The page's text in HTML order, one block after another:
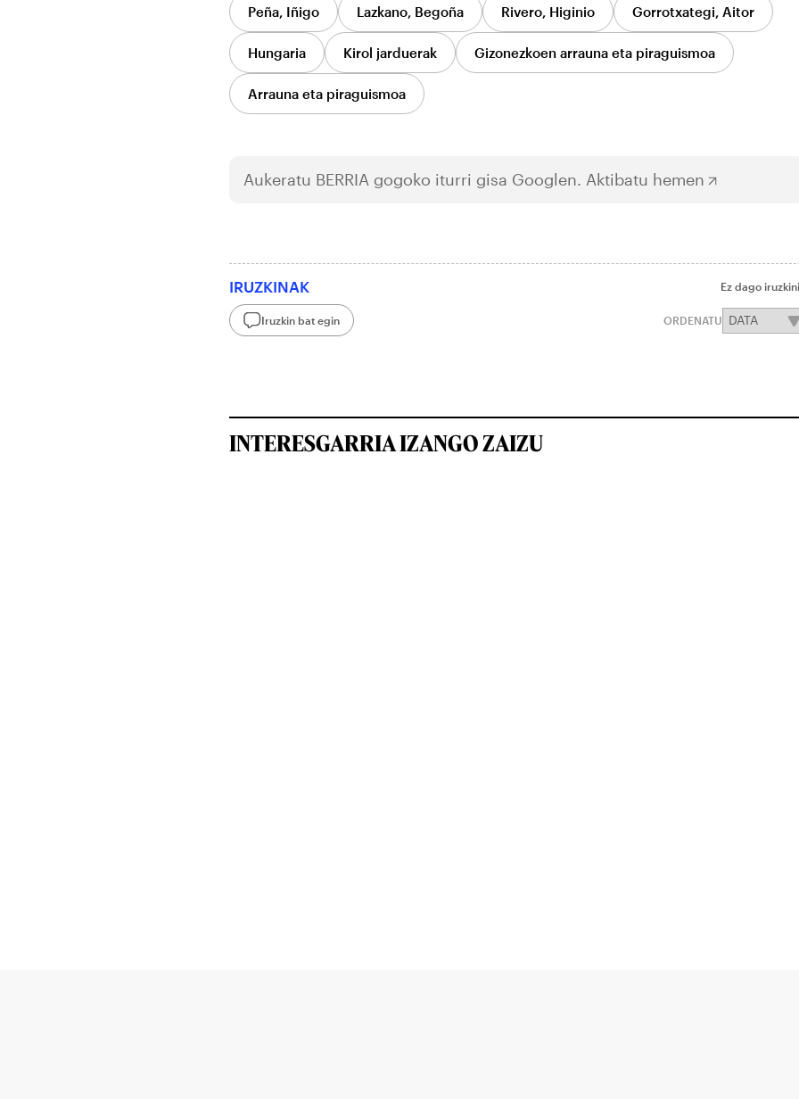
Peña, Iñigo Lazkano, Begoña Rivero, Higinio Gorrotxategi, Aitor
Hungaria Kirol jarduerak Gizonezkoen arrauna eta piraguismoa
Arrauna eta piraguismoa
Aukeratu BERRIA gogoko iturri gisa Googlen. Aktibatu hemen
IRUZKINAK Ez dago
Iruzkin bat egin ORDENATU
INTERESGARRIA IZANGO ZAIZU